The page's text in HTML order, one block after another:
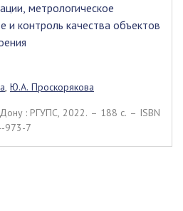
метрологическое
и контроль качества объектов
, Ю.А. Проскорякова
: РГУПС, 2022. – 188 c. – ISBN
973-7